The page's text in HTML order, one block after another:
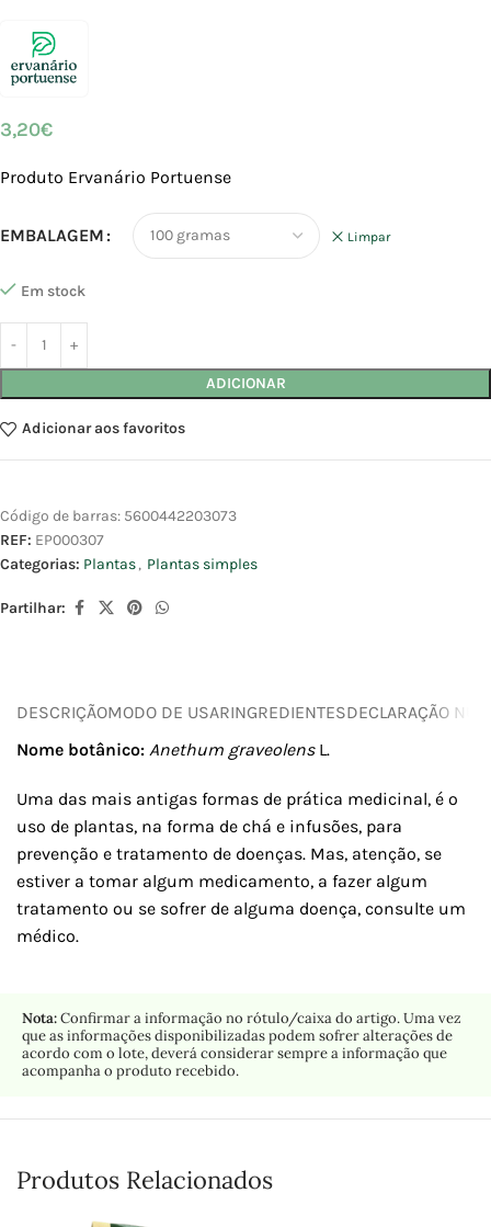
3,20€
Produto Ervanário Portuense
EMBALAGEM Limpar
Em stock
ADICIONAR
Adicionar aos favoritos
Código de barras: 5600442203073
REF: EP000307
Categorias: Plantas, Plantas simples
Partilhar:
DESCRIÇÃOMODO DE USARINGREDIENTESDECLARAÇÃO
Nome botânico: Anethum graveolens L.
Uma das mais antigas formas de prática medicinal, é o
uso de plantas, na forma de chá e infusões, para
prevenção e tratamento de doenças. Mas, atenção, se
estiver a tomar algum medicamento, a fazer algum
tratamento ou se sofrer de alguma doença, consulte um
médico.
Nota:Confirmar a informação no rótulo/caixa do artigo. Uma vez
que as informações disponibilizadas podem sofrer alterações de
acordo com o lote, deverá considerar sempre a informação que
acompanha o produto recebido.
Produtos Relacionados